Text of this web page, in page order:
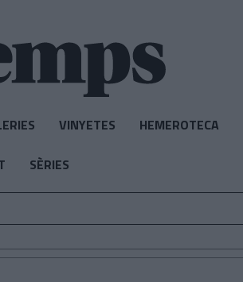
VINYETES HEMEROTECA
SÈRIES